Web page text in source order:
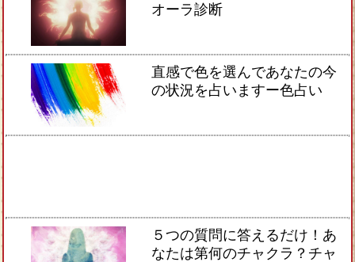
オーラ診断
直感で色を選んであなたの今
の状況を占いますー色占い
５つの質問に答えるだけ！あ
なたは第何のチャクラ？チャ